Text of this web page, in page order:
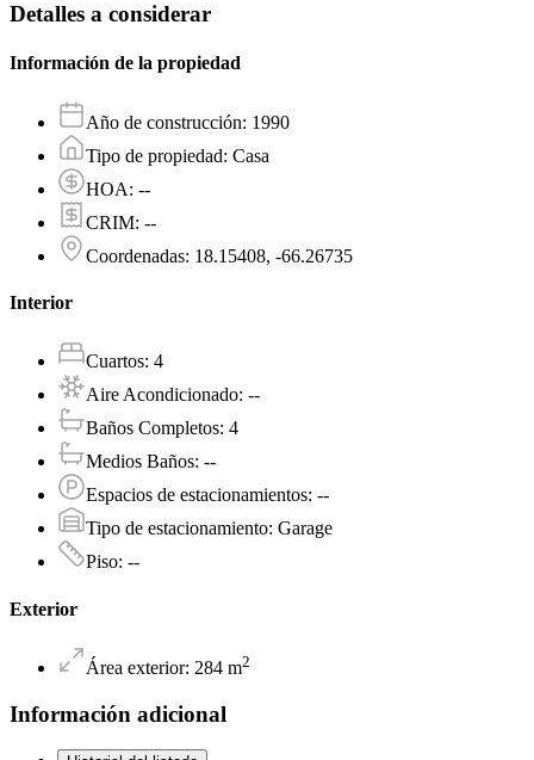
Detalles a considerar
Información de la propiedad
Año de construcción: 1990
Tipo de propiedad: Casa
HOA: --
CRIM: --
Coordenadas: 18.15408, -66.26735
Interior
Cuartos: 4
Aire Acondicionado: --
Baños Completos: 4
Medios Baños: --
Espacios de estacionamientos: --
Tipo de estacionamiento: Garage
Piso: --
Exterior
Área exterior: 284 m2
Información adicional